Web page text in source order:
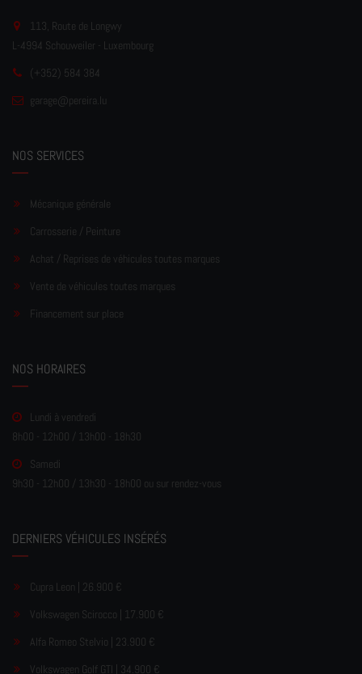
113, Route de Longwy
L-4994 Schouweiler - Luxembourg
(+352) 584 384
garage@pereira.lu
NOS SERVICES
Mécanique générale
Carrosserie / Peinture
Achat / Reprises de véhicules toutes marques
Vente de véhicules toutes marques
Financement sur place
NOS HORAIRES
Lundi à vendredi
8h00 - 12h00 / 13h00 - 18h30
Samedi
9h30 - 12h00 / 13h30 - 18h00 ou sur rendez-vous
DERNIERS VÉHICULES INSÉRÉS
Cupra Leon | 26.900 €
Volkswagen Scirocco | 17.900 €
Alfa Romeo Stelvio | 23.900 €
Volkswagen Golf GTI | 34.900 €